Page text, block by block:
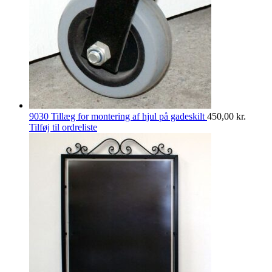
9030 Tillæg for montering af hjul på gadeskilt 450,00 kr.
Tilføj til ordreliste